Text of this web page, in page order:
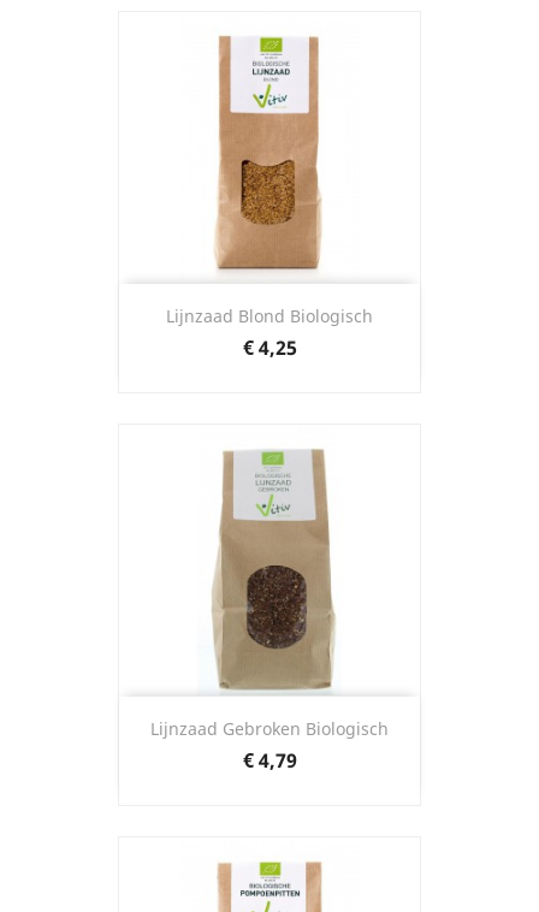
Lijnzaad Blond Biologisch
Prijs
€ 4,25
Lijnzaad Gebroken Biologisch
Prijs
€ 4,79